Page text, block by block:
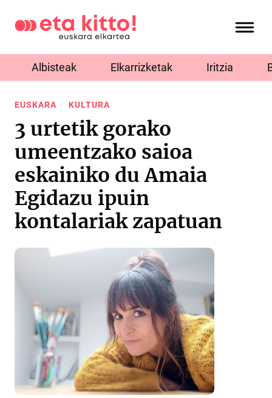
Albisteak Elkarrizketak Iritzia
EUSKARA KULTURA
3 urtetik gorako
umeentzako saioa
eskainiko du Amaia
Egidazu ipuin
kontalariak zapatuan